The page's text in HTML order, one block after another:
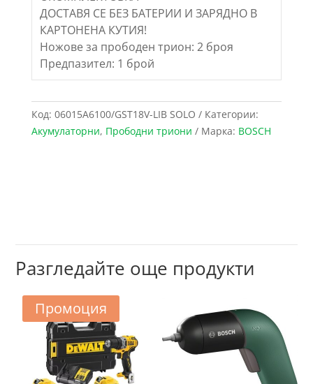
ДОСТАВЯ СЕ БЕЗ БАТЕРИИ И ЗАРЯДНО В
КАРТОНЕНА КУТИЯ!
Ножове за прободен трион: 2 броя
Предпазител: 1 брой
Код: 06015A6100/GST18V-LIB SOLO
Категории:
Акумулаторни, Прободни триони Марка: BOSCH
Разгледайте още продукти
Промоция